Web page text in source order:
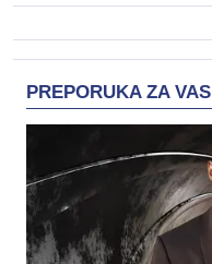
PREPORUKA ZA VAS